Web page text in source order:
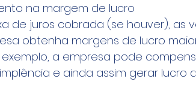
na margem de lucro
de juros cobrada (se houver), as
obtenha margens de lucro
a empresa pode
e ainda assim gerar lucro